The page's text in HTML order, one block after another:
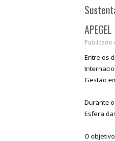
APEGEL
Publicado
Entre os
Gestão
Durante
Esfera
O